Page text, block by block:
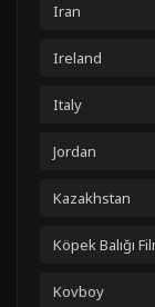
Iran
Ireland
Italy
Jordan
Kazakhstan
Köpek Balığı
Kovboy